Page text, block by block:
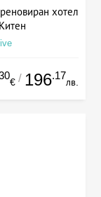
хотел
€ / 196.17
лв.